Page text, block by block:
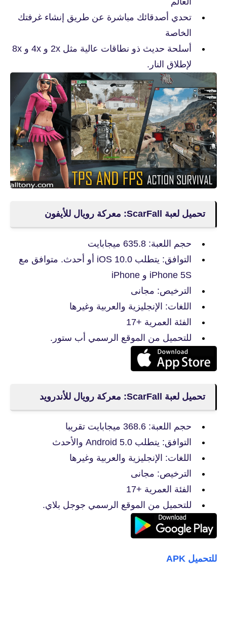
تحدي أصدقائك مباشرة عن طريق إنشاء غرفتك
الخاصة
أسلحة حديث ذو نطاقات عالية مثل 2x و 4x و 8x
لإطلاق النار.
تحميل لعبة ScarFall: معركة رويال للأيفون
حجم اللعبة: 635.8 ميجابايت
التوافق: يتطلب iOS 10.0 أو أحدث. متوافق مع
iPhone 5S و iPhone
الترخيص: مجانى
اللغات: الإنجليزية والعربية وغيرها
الفئة العمرية +17
للتحميل من الموقع الرسمي أب ستور.
تحميل لعبة ScarFall: معركة رويال للأندرويد
حجم اللعبة: 368.6 ميجابايت تقريبا
التوافق: يتطلب Android 5.0 والأحدث
اللغات: الإنجليزية والعربية وغيرها
الترخيص: مجانى
الفئة العمرية +17
للتحميل من الموقع الرسمي جوجل بلاي.
للتحميل APK